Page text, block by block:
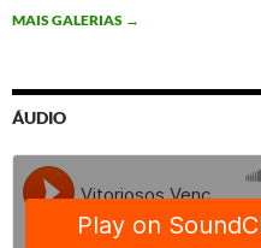
MAIS GALERIAS →
ÁUDIO